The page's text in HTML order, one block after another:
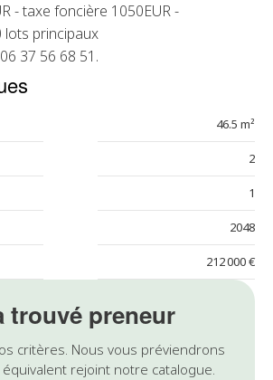
trouvé preneur
critères. Nous vous préviendrons
rejoint notre catalogue.
- taxe foncière 1050EUR -
principaux
37 56 68 51.
46.5 m²
2
1
2048
212 000 €